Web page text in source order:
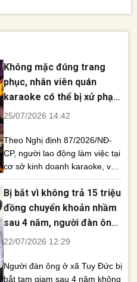
Không mặc đúng trang
phục, nhân viên quán
karaoke có thể bị xử phạt
hành chính
25/07/2026 14:42
Theo Nghị định 87/2026/NĐ-
CP, người lao động làm việc tại
cơ sở kinh doanh karaoke, vũ
trường nếu không mặc đúng
trang phục hoặc không đeo
biển tên do người sử dụng lao
động cấp sẽ bị xử phạt hành
cáo. Trong khi đó, chủ cơ sở
Bị bắt vì không trả 15 triệu
đồng chuyển khoản nhầm
sau 4 năm, người đàn ông
đối mặt án hình sự
22/07/2026 12:29
Người đàn ông ở xã Tuy Đức bị
bắt tạm giam sau 4 năm không